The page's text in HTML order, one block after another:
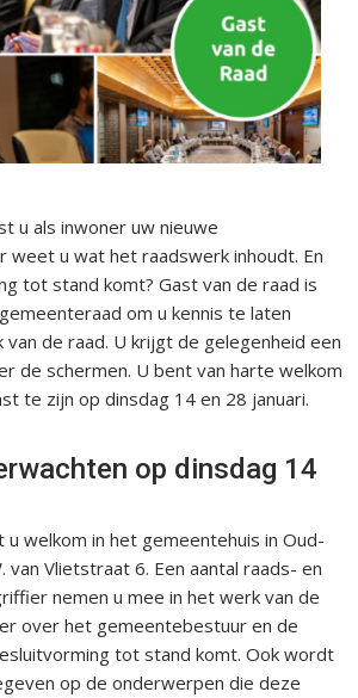
u als inwoner uw nieuwe
weet u wat het raadswerk inhoudt. En
tot stand komt? Gast van de raad is
om u kennis te laten
de raad. U krijgt de gelegenheid een
de schermen. U bent van harte welkom
te zijn op dinsdag 14 en 28 januari.
op dinsdag 14
u welkom in het gemeentehuis in Oud-
van Vlietstraat 6. Een aantal raads- en
nemen u mee in het werk van de
over het gemeentebestuur en de
tot stand komt. Ook wordt
op de onderwerpen die deze